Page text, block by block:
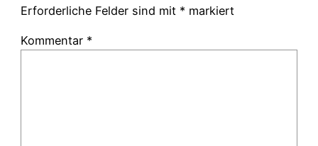
Erforderliche Felder sind mit * markiert
Kommentar *